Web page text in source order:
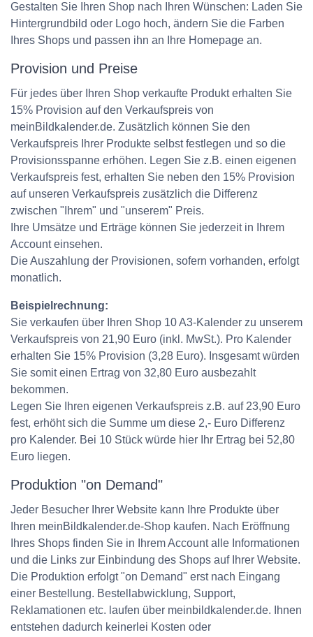
Gestalten Sie Ihren Shop nach Ihren Wünschen: Laden Sie
Hintergrundbild oder Logo hoch, ändern Sie die Farben
Ihres Shops und passen ihn an Ihre Homepage an.
Provision und Preise
Für jedes über Ihren Shop verkaufte Produkt erhalten Sie
15% Provision auf den Verkaufspreis von
meinBildkalender.de. Zusätzlich können Sie den
Verkaufspreis Ihrer Produkte selbst festlegen und so die
Provisionsspanne erhöhen. Legen Sie z.B. einen eigenen
Verkaufspreis fest, erhalten Sie neben den 15% Provision
auf unseren Verkaufspreis zusätzlich die Differenz
zwischen "Ihrem" und "unserem" Preis.
Ihre Umsätze und Erträge können Sie jederzeit in Ihrem
Account einsehen.
Die Auszahlung der Provisionen, sofern vorhanden, erfolgt
monatlich.
Beispielrechnung:
Sie verkaufen über Ihren Shop 10 A3-Kalender zu unserem
Verkaufspreis von 21,90 Euro (inkl. MwSt.). Pro Kalender
erhalten Sie 15% Provision (3,28 Euro). Insgesamt würden
Sie somit einen Ertrag von 32,80 Euro ausbezahlt
bekommen.
Legen Sie Ihren eigenen Verkaufspreis z.B. auf 23,90 Euro
fest, erhöht sich die Summe um diese 2,- Euro Differenz
pro Kalender. Bei 10 Stück würde hier Ihr Ertrag bei 52,80
Euro liegen.
Produktion "on Demand"
Jeder Besucher Ihrer Website kann Ihre Produkte über
Ihren meinBildkalender.de-Shop kaufen. Nach Eröffnung
Ihres Shops finden Sie in Ihrem Account alle Informationen
und die Links zur Einbindung des Shops auf Ihrer Website.
Die Produktion erfolgt "on Demand" erst nach Eingang
einer Bestellung. Bestellabwicklung, Support,
Reklamationen etc. laufen über meinbildkalender.de. Ihnen
entstehen dadurch keinerlei Kosten oder